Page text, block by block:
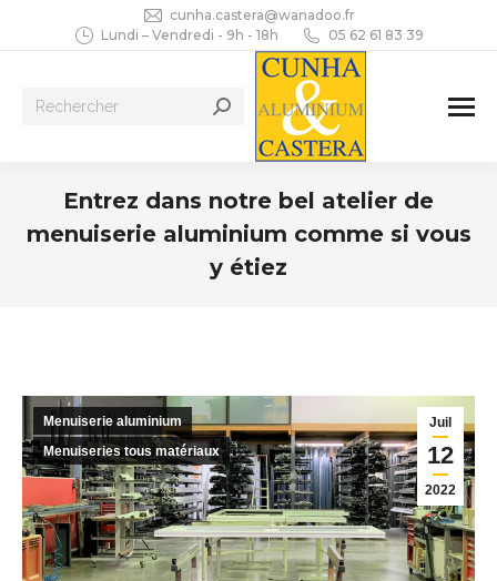
cunha.castera@wanadoo.fr
Lundi – Vendredi - 9h - 18h
05 62 61 83 39
Recherche
Entrez dans notre bel atelier de
menuiserie aluminium comme si vous
y étiez
Juil
12
2022
Menuiserie aluminium
Menuiseries tous matériaux